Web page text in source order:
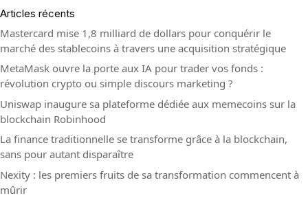
Articles récents
Mastercard mise 1,8 milliard de dollars pour conquérir le
marché des stablecoins à travers une acquisition stratégique
MetaMask ouvre la porte aux IA pour trader vos fonds :
révolution crypto ou simple discours marketing ?
Uniswap inaugure sa plateforme dédiée aux memecoins sur la
blockchain Robinhood
La finance traditionnelle se transforme grâce à la blockchain,
sans pour autant disparaître
Nexity : les premiers fruits de sa transformation commencent à
mûrir